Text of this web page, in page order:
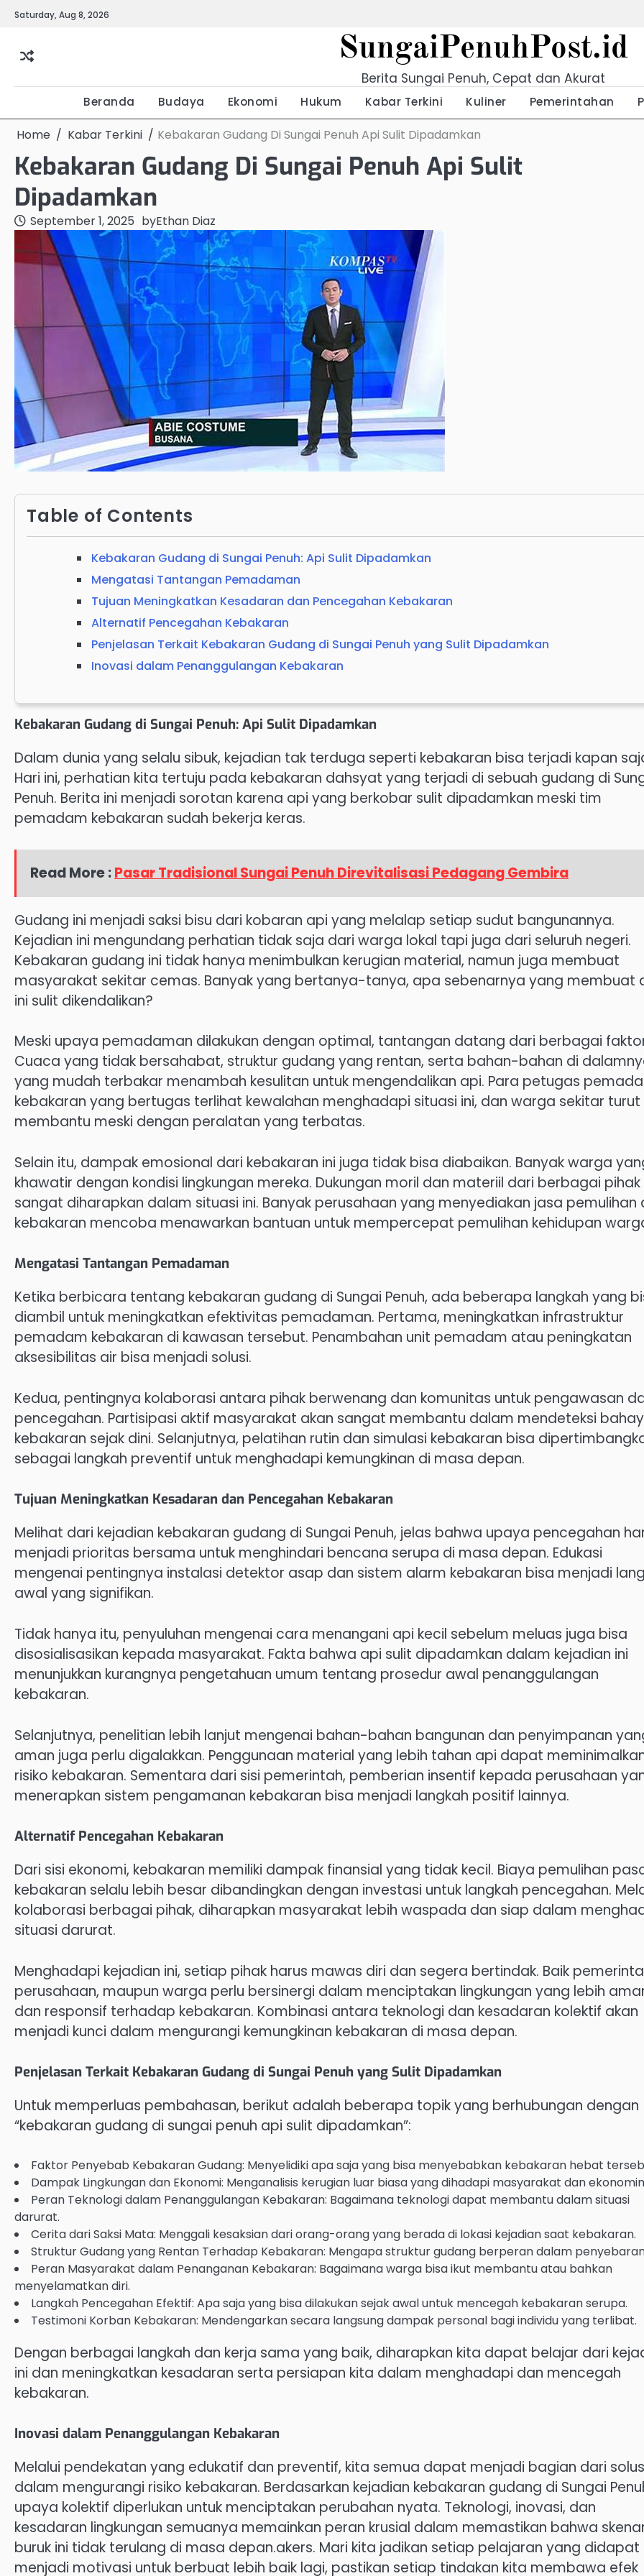
SkipSaturday, Aug 8, 2026
SungaiPenuhPost.id
Berita Sungai Penuh, Cepat dan Akurat
Beranda Budaya Ekonomi Hukum Kabar Terkini Kuliner Pemerintahan
Home Kabar Terkini Kebakaran Gudang Di Sungai Penuh Api Sulit Dipadamkan
Kebakaran Gudang Di Sungai Penuh Api Sulit
Dipadamkan
September 1, 2025 byEthan Diaz
Table of Contents
Kebakaran Gudang di Sungai Penuh: Api Sulit Dipadamkan
Mengatasi Tantangan Pemadaman
Tujuan Meningkatkan Kesadaran dan Pencegahan Kebakaran
Alternatif Pencegahan Kebakaran
Penjelasan Terkait Kebakaran Gudang di Sungai Penuh yang Sulit Dipadamkan
Inovasi dalam Penanggulangan Kebakaran
Kebakaran Gudang di Sungai Penuh: Api Sulit Dipadamkan
Dalam dunia yang selalu sibuk, kejadian tak terduga seperti kebakaran bisa terjadi kapan
Hari ini, perhatian kita tertuju pada kebakaran dahsyat yang terjadi di sebuah gudang di
Penuh. Berita ini menjadi sorotan karena api yang berkobar sulit dipadamkan meski tim
pemadam kebakaran sudah bekerja keras.
Read More :Pasar Tradisional Sungai Penuh Direvitalisasi Pedagang Gembira
Gudang ini menjadi saksi bisu dari kobaran api yang melalap setiap sudut bangunannya.
Kejadian ini mengundang perhatian tidak saja dari warga lokal tapi juga dari seluruh negeri.
Kebakaran gudang ini tidak hanya menimbulkan kerugian material, namun juga membuat
masyarakat sekitar cemas. Banyak yang bertanya-tanya, apa sebenarnya yang membuat
ini sulit dikendalikan?
Meski upaya pemadaman dilakukan dengan optimal, tantangan datang dari berbagai
Cuaca yang tidak bersahabat, struktur gudang yang rentan, serta bahan-bahan di
yang mudah terbakar menambah kesulitan untuk mengendalikan api. Para petugas
kebakaran yang bertugas terlihat kewalahan menghadapi situasi ini, dan warga sekitar turut
membantu meski dengan peralatan yang terbatas.
Selain itu, dampak emosional dari kebakaran ini juga tidak bisa diabaikan. Banyak warga
khawatir dengan kondisi lingkungan mereka. Dukungan moril dan materiil dari berbagai pihak
sangat diharapkan dalam situasi ini. Banyak perusahaan yang menyediakan jasa pemulihan
kebakaran mencoba menawarkan bantuan untuk mempercepat pemulihan kehidupan
Mengatasi Tantangan Pemadaman
Ketika berbicara tentang kebakaran gudang di Sungai Penuh, ada beberapa langkah yang
diambil untuk meningkatkan efektivitas pemadaman. Pertama, meningkatkan infrastruktur
pemadam kebakaran di kawasan tersebut. Penambahan unit pemadam atau peningkatan
aksesibilitas air bisa menjadi solusi.
Kedua, pentingnya kolaborasi antara pihak berwenang dan komunitas untuk pengawasan
pencegahan. Partisipasi aktif masyarakat akan sangat membantu dalam mendeteksi
kebakaran sejak dini. Selanjutnya, pelatihan rutin dan simulasi kebakaran bisa
sebagai langkah preventif untuk menghadapi kemungkinan di masa depan.
Tujuan Meningkatkan Kesadaran dan Pencegahan Kebakaran
Melihat dari kejadian kebakaran gudang di Sungai Penuh, jelas bahwa upaya pencegahan
menjadi prioritas bersama untuk menghindari bencana serupa di masa depan. Edukasi
mengenai pentingnya instalasi detektor asap dan sistem alarm kebakaran bisa menjadi
awal yang signifikan.
Tidak hanya itu, penyuluhan mengenai cara menangani api kecil sebelum meluas juga bisa
disosialisasikan kepada masyarakat. Fakta bahwa api sulit dipadamkan dalam kejadian ini
menunjukkan kurangnya pengetahuan umum tentang prosedur awal penanggulangan
kebakaran.
Selanjutnya, penelitian lebih lanjut mengenai bahan-bahan bangunan dan penyimpanan
aman juga perlu digalakkan. Penggunaan material yang lebih tahan api dapat
risiko kebakaran. Sementara dari sisi pemerintah, pemberian insentif kepada perusahaan
menerapkan sistem pengamanan kebakaran bisa menjadi langkah positif lainnya.
Alternatif Pencegahan Kebakaran
Dari sisi ekonomi, kebakaran memiliki dampak finansial yang tidak kecil. Biaya pemulihan
kebakaran selalu lebih besar dibandingkan dengan investasi untuk langkah pencegahan.
kolaborasi berbagai pihak, diharapkan masyarakat lebih waspada dan siap dalam
situasi darurat.
Menghadapi kejadian ini, setiap pihak harus mawas diri dan segera bertindak. Baik
perusahaan, maupun warga perlu bersinergi dalam menciptakan lingkungan yang lebih
dan responsif terhadap kebakaran. Kombinasi antara teknologi dan kesadaran kolektif akan
menjadi kunci dalam mengurangi kemungkinan kebakaran di masa depan.
Penjelasan Terkait Kebakaran Gudang di Sungai Penuh yang Sulit Dipadamkan
Untuk memperluas pembahasan, berikut adalah beberapa topik yang berhubungan dengan
“kebakaran gudang di sungai penuh api sulit dipadamkan”:
Faktor Penyebab Kebakaran Gudang: Menyelidiki apa saja yang bisa menyebabkan kebakaran hebat
Dampak Lingkungan dan Ekonomi: Menganalisis kerugian luar biasa yang dihadapi masyarakat dan
Peran Teknologi dalam Penanggulangan Kebakaran: Bagaimana teknologi dapat membantu dalam situasi
darurat.
Cerita dari Saksi Mata: Menggali kesaksian dari orang-orang yang berada di lokasi kejadian saat kebakaran.
Struktur Gudang yang Rentan Terhadap Kebakaran: Mengapa struktur gudang berperan dalam
Peran Masyarakat dalam Penanganan Kebakaran: Bagaimana warga bisa ikut membantu atau bahkan
menyelamatkan diri.
Langkah Pencegahan Efektif: Apa saja yang bisa dilakukan sejak awal untuk mencegah kebakaran serupa.
Testimoni Korban Kebakaran: Mendengarkan secara langsung dampak personal bagi individu yang terlibat.
Dengan berbagai langkah dan kerja sama yang baik, diharapkan kita dapat belajar dari
ini dan meningkatkan kesadaran serta persiapan kita dalam menghadapi dan mencegah
kebakaran.
Inovasi dalam Penanggulangan Kebakaran
Melalui pendekatan yang edukatif dan preventif, kita semua dapat menjadi bagian dari
dalam mengurangi risiko kebakaran. Berdasarkan kejadian kebakaran gudang di Sungai
upaya kolektif diperlukan untuk menciptakan perubahan nyata. Teknologi, inovasi, dan
kesadaran lingkungan semuanya memainkan peran krusial dalam memastikan bahwa
buruk ini tidak terulang di masa depan.akers. Mari kita jadikan setiap pelajaran yang didapat
menjadi motivasi untuk berbuat lebih baik lagi, pastikan setiap tindakan kita membawa efek